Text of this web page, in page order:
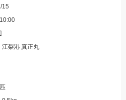
15
梨港 真正丸